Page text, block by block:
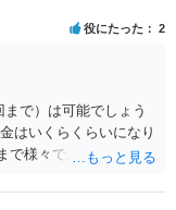
役にたった 2
で）は可能でしょう
はいくらくらいになり
で様々であり、不明で
決裂して相手方が訴